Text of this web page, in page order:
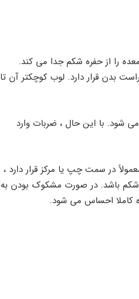
را از حفره شکم جدا می کند.
بدن قرار دارد. لوب کوچکتر آن تا
با این حال ، ضربات وارد
در سمت چپ یا مرکز قرار دارد ،
باشد. در صورت مشکوک بودن به
کاملا احساس می شود.